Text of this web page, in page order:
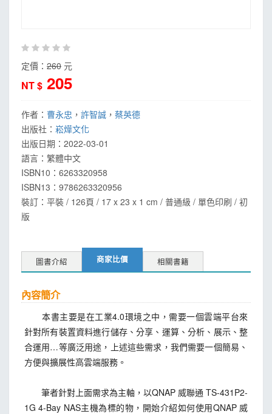
定價： 260 元
NT $ 205
作者： 曹永忠 ， 許智誠 ， 蔡英德
出版社： 崧燁文化
出版日期： 2022-03-01
語言： 繁體中文
ISBN10：6263320958
ISBN13： 9786263320956
裝訂：平裝 / 126頁 / 17 x 23 x 1 cm / 普通級 / 單色印刷 / 初
版
圖書介紹 商家比價 相關書籍
內容簡介
本書主要是在工業4.0環境之中，需要一個雲端平台來
針對所有裝置資料進行儲存、分享、運算、分析、展示、整
合運用…等廣泛用途，上述這些需求，我們需要一個簡易、
方便與擴展性高雲端服務。
筆者針對上面需求為主軸，以QNAP 威聯通 TS-431P2-
1G 4-Bay NAS主機為標的物，開始介紹如何使用QNAP 威